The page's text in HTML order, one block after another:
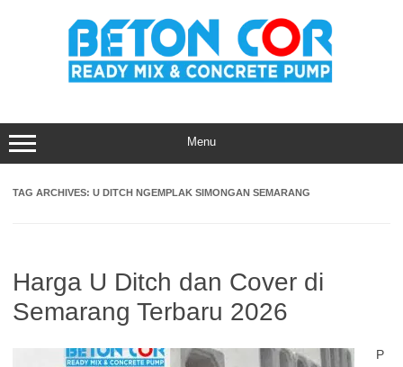
Menu
TAG ARCHIVES: U DITCH NGEMPLAK SIMONGAN SEMARANG
Harga U Ditch dan Cover di
Semarang Terbaru 2026
P